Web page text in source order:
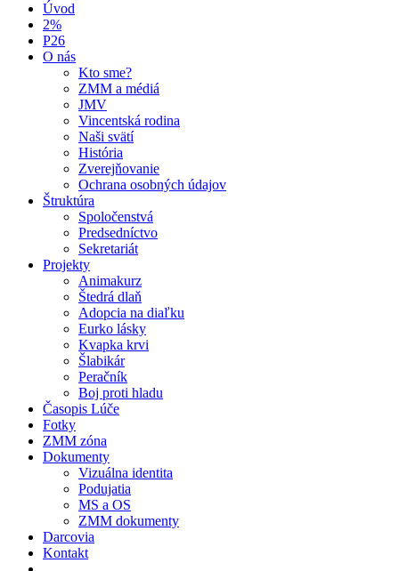
Úvod
2%
P26
O nás
Kto sme?
ZMM a médiá
JMV
Vincentská rodina
Naši svätí
História
Zverejňovanie
Ochrana osobných údajov
Štruktúra
Spoločenstvá
Predsedníctvo
Sekretariát
Projekty
Animakurz
Štedrá dlaň
Adopcia na diaľku
Eurko lásky
Kvapka krvi
Šlabikár
Peračník
Boj proti hladu
Časopis Lúče
Fotky
ZMM zóna
Dokumenty
Vizuálna identita
Podujatia
MS a OS
ZMM dokumenty
Darcovia
Kontakt